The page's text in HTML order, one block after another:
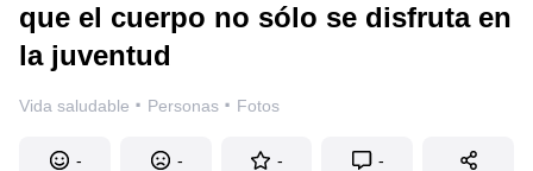
que el cuerpo no sólo se disfruta en
la juventud
Vida saludable · Personas · Fotos
- - - -